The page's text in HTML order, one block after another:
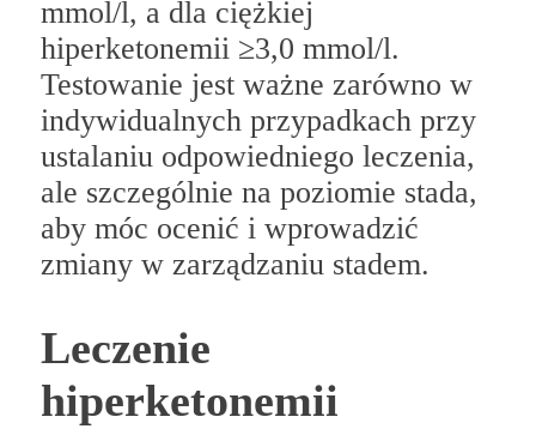
mmol/l, a dla ciężkiej
hiperketonemii ≥3,0 mmol/l.
Testowanie jest ważne zarówno w
indywidualnych przypadkach przy
ustalaniu odpowiedniego leczenia,
ale szczególnie na poziomie stada,
aby móc ocenić i wprowadzić
zmiany w zarządzaniu stadem.
Leczenie
hiperketonemii